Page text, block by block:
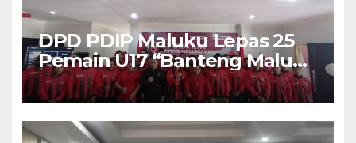
DPD PDIP Maluku Lepas 25
Pemain U17 “Banteng Maluku
Raya” ke Sokerano Cup di
Jawa Timur